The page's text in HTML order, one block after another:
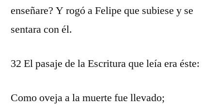
enseñare? Y rogó a Felipe que subiese y se
sentara con él.
32 El pasaje de la Escritura que leía era éste:
Como oveja a la muerte fue llevado;